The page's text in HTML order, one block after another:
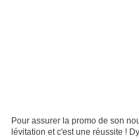
Pour assurer la promo de son
lévitation et c'est une réussite !